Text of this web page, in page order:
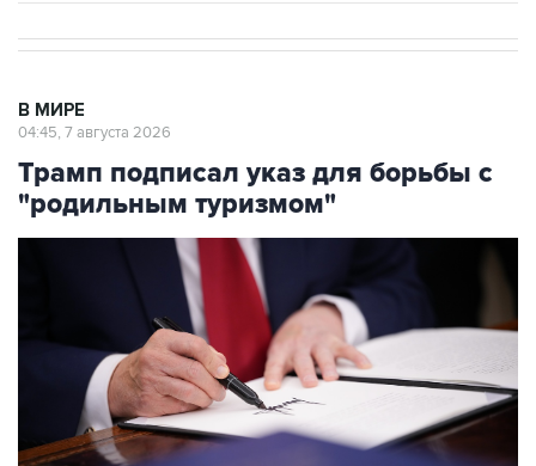
В МИРЕ
04:45, 7 августа 2026
Трамп подписал указ для борьбы с
"родильным туризмом"